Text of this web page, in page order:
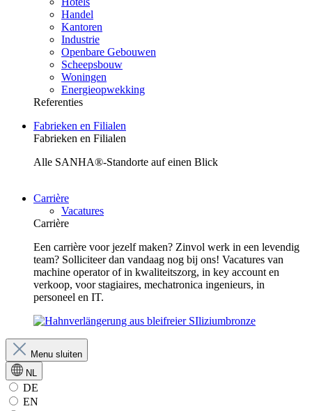
Handel
Kantoren
Industrie
Openbare Gebouwen
Scheepsbouw
Woningen
Energieopwekking
Referenties
Fabrieken en Filialen
Fabrieken en Filialen
Alle SANHA®-Standorte auf einen Blick
Carrière
Vacatures
Carrière
Een carrière voor jezelf maken? Zinvol werk in een levendig
team? Solliciteer dan vandaag nog bij ons! Vacatures van
machine operator of in kwaliteitszorg, in key account en
verkoop, voor stagiaires, mechatronica ingenieurs, in
personeel en IT.
Menu sluiten
NL
DE
EN